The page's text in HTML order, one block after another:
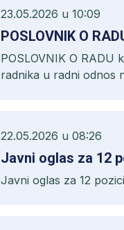
23.05.2026 u 10:09
POSLOVNIK O
POSLOVNIK O RADU
radnika u radni odnos
22.05.2026 u 08:26
Javni oglas za 12
Javni oglas za 12